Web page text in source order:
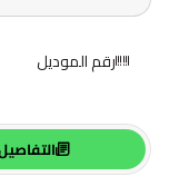
رقم الموديل